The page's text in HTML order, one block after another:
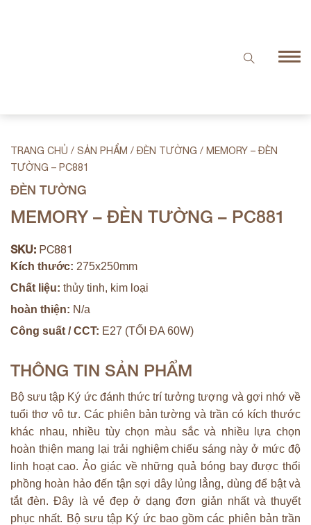
TRANG CHỦ / SẢN PHẨM / ĐÈN TƯỜNG / MEMORY – ĐÈN
TƯỜNG – PC881
ĐÈN TƯỜNG
MEMORY – ĐÈN TƯỜNG – PC881
SKU: PC881
Kích thước: 275x250mm
Chất liệu: thủy tinh, kim loại
hoàn thiện: N/a
Công suất / CCT: E27 (TỐI ĐA 60W)
THÔNG TIN SẢN PHẨM
Bộ sưu tập Ký ức đánh thức trí tưởng tượng và gợi nhớ về
tuổi thơ vô tư. Các phiên bản tường và trần có kích thước
khác nhau, nhiều tùy chọn màu sắc và nhiều lựa chọn
hoàn thiện mang lại trải nghiệm chiếu sáng này ở mức độ
linh hoạt cao. Ảo giác về những quả bóng bay được thổi
phồng hoàn hảo đến tận sợi dây lủng lẳng, dùng để bật và
tắt đèn. Đây là vẻ đẹp ở dạng đơn giản nhất và thuyết
phục nhất. Bộ sưu tập Ký ức bao gồm các phiên bản trần